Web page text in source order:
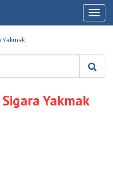
Yakmak
Yakmak